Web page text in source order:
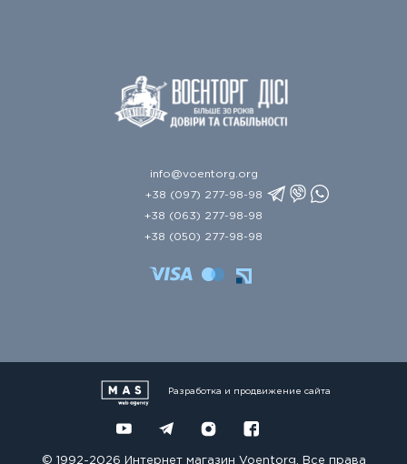
info@voentorg.org
+38 (097) 277-98-98
+38 (063) 277-98-98
+38 (050) 277-98-98
© 1992-2026 Интернет магазин Voentorg. Все права
Разработка и продвижение сайта